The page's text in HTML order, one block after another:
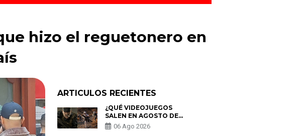
hizo el reguetonero en
ARTICULOS RECIENTES
¿QUÉ VIDEOJUEGOS
SALEN EN AGOSTO DE
2026? ESTOS SON LOS
ESTRENOS MÁS
06 Ago 2026